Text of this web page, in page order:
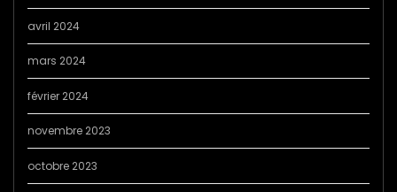
avril 2024
mars 2024
février 2024
novembre 2023
octobre 2023